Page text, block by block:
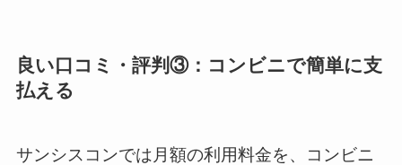
良い口コミ・評判③：コンビニで簡単に支
払える
サンシスコンでは月額の利用料金を、コンビニ